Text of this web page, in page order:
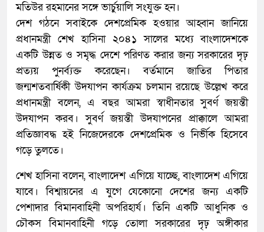
মতিউর রহমানের সঙ্গে ভার্চুয়ালি সংযুক্ত হন।
দেশ গঠনে সবাইকে দেশপ্রেমিক হওয়ার আহ্বান জানিয়ে
প্রধানমন্ত্রী শেখ হাসিনা ২০৪১ সালের মধ্যে বাংলাদেশকে
একটি উন্নত ও সমৃদ্ধ দেশে পরিণত করার জন্য সরকারের দৃঢ়
প্রত্যয় পুনর্ব্যক্ত করেছেন। বর্তমানে জাতির পিতার
জন্মশতবার্ষিকী উদযাপন কার্যক্রম চলমান রয়েছে উল্লেখ করে
প্রধানমন্ত্রী বলেন, এ বছর আমরা স্বাধীনতার সুবর্ণ জয়ন্তী
উদযাপন করব। সুবর্ণ জয়ন্তী উদযাপনের প্রাক্কালে আমরা
প্রতিজ্ঞাবদ্ধ হই নিজেদেরকে দেশপ্রেমিক ও নির্ভীক হিসেবে
গড়ে তুলতে।
শেখ হাসিনা বলেন, বাংলাদেশ এগিয়ে যাচ্ছে, বাংলাদেশ এগিয়ে
যাবে। বিশ্বায়নের এ যুগে যেকোনো দেশের জন্য একটি
পেশাদার বিমানবাহিনী অপরিহার্য। তিনি একটি আধুনিক ও
চৌকস বিমানবাহিনী গড়ে তোলা সরকারের দৃঢ় অঙ্গীকার